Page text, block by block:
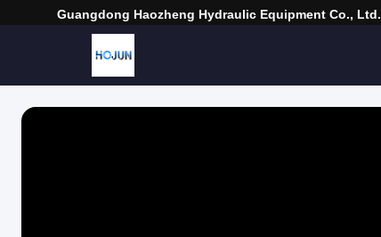
Guangdong Haozheng Hydraulic Equipment Co., Ltd.